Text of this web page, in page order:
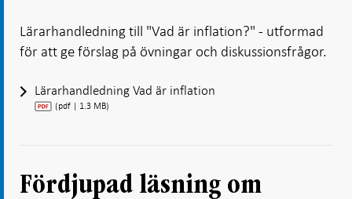
Lärarhandledning till "Vad är inflation?" - utformad
för att ge förslag på övningar och diskussionsfrågor.
Lärarhandledning Vad är inflation
(pdf | 1.3 MB)
Fördjupad läsning om